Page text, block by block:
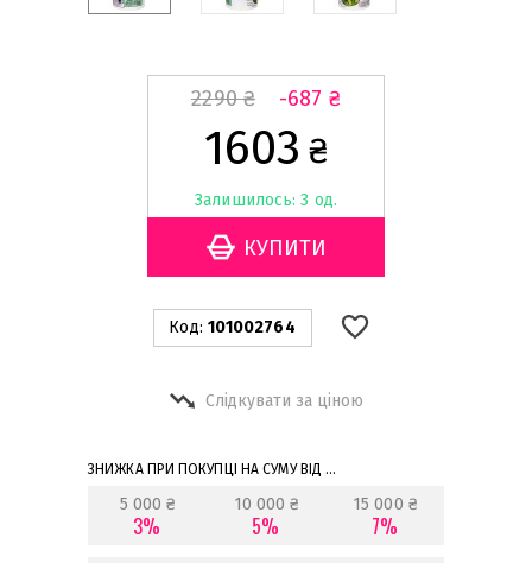
2290₴ -687 ₴
1603 ₴
Залишилось: 3 од.
Код: 101002764
Слідкувати за ціною
ЗНИЖКА ПРИ ПОКУПЦІ НА СУМУ ВІД ...
5 000 ₴
3%
10 000 ₴
5%
15 000 ₴
7%